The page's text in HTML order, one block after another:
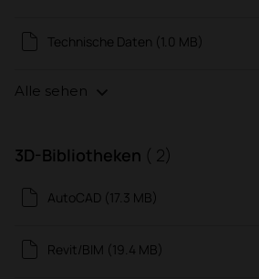
Technische Daten (1.0 MB)
Alle sehen
3D-Bibliotheken ( 2)
AutoCAD (17.3 MB)
Revit/BIM (19.4 MB)